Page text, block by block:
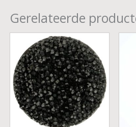
Gerelateerde